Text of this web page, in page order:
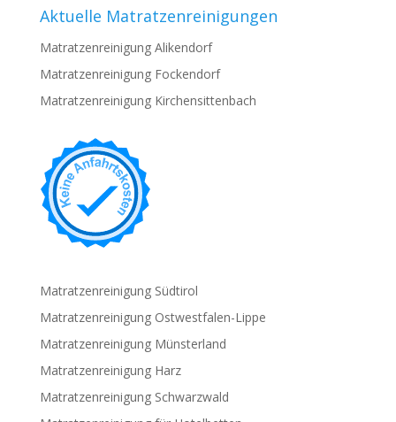
Aktuelle Matratzenreinigungen
Matratzenreinigung Alikendorf
Matratzenreinigung Fockendorf
Matratzenreinigung Kirchensittenbach
Matratzenreinigung Südtirol
Matratzenreinigung Ostwestfalen-Lippe
Matratzenreinigung Münsterland
Matratzenreinigung Harz
Matratzenreinigung Schwarzwald